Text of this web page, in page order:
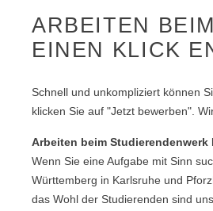
ARBEITEN
EINEN KLICK
Schnell und unkompliziert können
klicken Sie auf "Jetzt bewerben".
Arbeiten beim Studierendenwerk
Wenn Sie eine Aufgabe mit Sinn
Württemberg in Karlsruhe und
das Wohl der Studierenden sind